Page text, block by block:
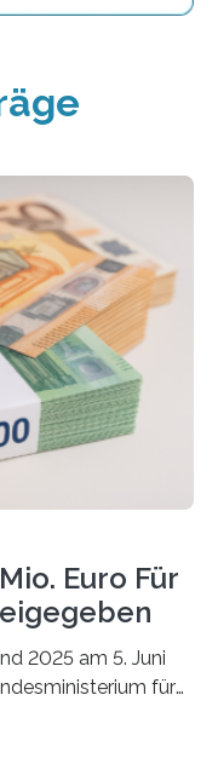
Euro Für
2025 am 5. Juni
für
in